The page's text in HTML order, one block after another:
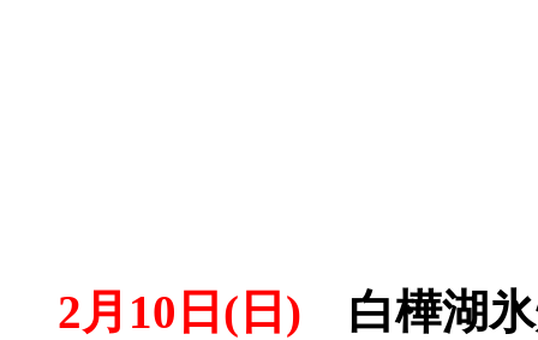
2月10日(日) 白樺湖